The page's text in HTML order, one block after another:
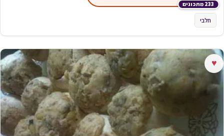
233 מתכונים
חלבי
♥